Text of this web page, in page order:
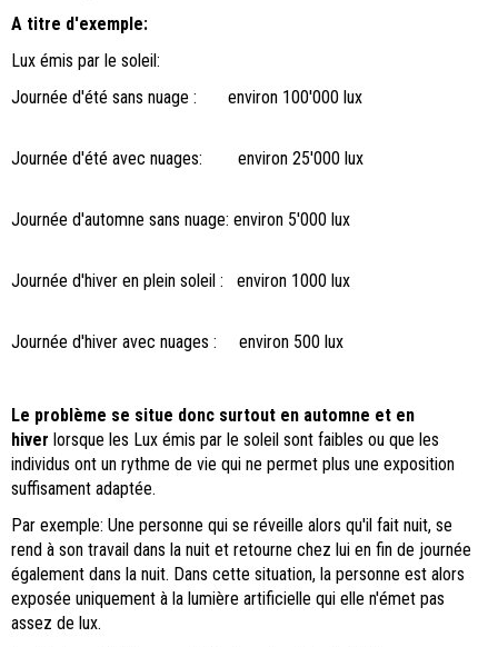
A titre d'exemple:
Lux émis par le soleil:
Journée d'été sans nuage : environ 100'000 lux
Journée d'été avec nuages: environ 25'000 lux
Journée d'automne sans nuage: environ 5'000 lux
Journée d'hiver en plein soleil : environ 1000 lux
Journée d'hiver avec nuages : environ 500 lux
Le problème se situe donc surtout en automne et en
hiver lorsque les Lux émis par le soleil sont faibles ou que les
individus ont un rythme de vie qui ne permet plus une exposition
suffisament adaptée.
Par exemple: Une personne qui se réveille alors qu'il fait nuit, se
rend à son travail dans la nuit et retourne chez lui en fin de journée
également dans la nuit. Dans cette situation, la personne est alors
exposée uniquement à la lumière artificielle qui elle n'émet pas
assez de lux.